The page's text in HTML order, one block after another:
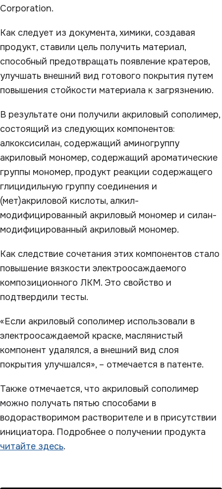
Corporation.
Как следует из документа, химики, создавая
продукт, ставили цель получить материал,
способный предотвращать появление кратеров,
улучшать внешний вид готового покрытия путем
повышения стойкости материала к загрязнению.
В результате они получили акриловый сополимер,
состоящий из следующих компонентов:
алкоксисилан, содержащий аминогруппу
акриловый мономер, содержащий ароматические
группы мономер, продукт реакции содержащего
глицидильную группу соединения и
(мет)акриловой кислоты, алкил-
модифицированный акриловый мономер и силан-
модифицированный акриловый мономер.
Как следствие сочетания этих компонентов стало
повышение вязкости электроосаждаемого
композиционного ЛКМ. Это свойство и
подтвердили тесты.
«Если акриловый сополимер использовали в
электроосаждаемой краске, маслянистый
компонент удалялся, а внешний вид слоя
покрытия улучшался», – отмечается в патенте.
Также отмечается, что акриловый сополимер
можно получать пятью способами в
водорастворимом растворителе и в присутствии
инициатора. Подробнее о получении продукта
читайте здесь.